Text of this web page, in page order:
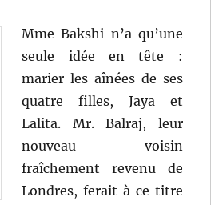
Mme Bakshi n’a qu’une
seule idée en tête :
marier les aînées de ses
quatre filles, Jaya et
Lalita. Mr. Balraj, leur
nouveau voisin
fraîchement revenu de
Londres, ferait à ce titre